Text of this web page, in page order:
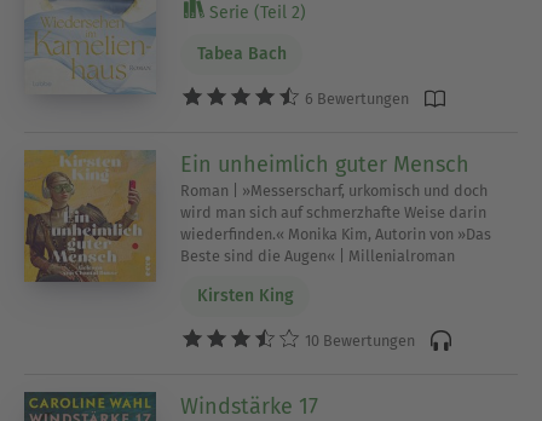
Serie (Teil 2)
Tabea Bach
6 Bewertungen
Ein unheimlich guter Mensch
Roman | »Messerscharf, urkomisch und doch
wird man sich auf schmerzhafte Weise darin
wiederfinden.« Monika Kim, Autorin von »Das
Beste sind die Augen« | Millenialroman
Kirsten King
10 Bewertungen
Windstärke 17